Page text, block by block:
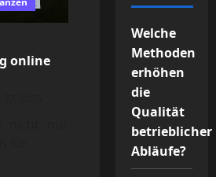
online
Welche
Methoden
erhöhen
die
Qualität
betrieblicher
Abläufe?